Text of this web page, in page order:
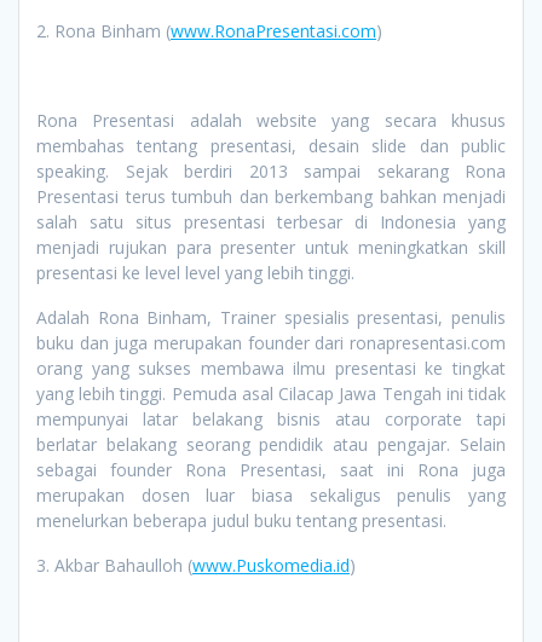
2. Rona Binham (www.RonaPresentasi.com)
Rona Presentasi adalah website yang secara khusus
membahas tentang presentasi, desain slide dan public
speaking. Sejak berdiri 2013 sampai sekarang Rona
Presentasi terus tumbuh dan berkembang bahkan menjadi
salah satu situs presentasi terbesar di Indonesia yang
menjadi rujukan para presenter untuk meningkatkan skill
presentasi ke level level yang lebih tinggi.
Adalah Rona Binham, Trainer spesialis presentasi, penulis
buku dan juga merupakan founder dari ronapresentasi.com
orang yang sukses membawa ilmu presentasi ke tingkat
yang lebih tinggi. Pemuda asal Cilacap Jawa Tengah ini tidak
mempunyai latar belakang bisnis atau corporate tapi
berlatar belakang seorang pendidik atau pengajar. Selain
sebagai founder Rona Presentasi, saat ini Rona juga
merupakan dosen luar biasa sekaligus penulis yang
menelurkan beberapa judul buku tentang presentasi.
3. Akbar Bahaulloh (www.Puskomedia.id)